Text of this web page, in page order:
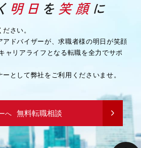
さい。
アドバイザーが、求職者様の明日が笑顔
ャリアライフとなる転職を全力でサポ
として弊社をご利用くださいませ。
へ 無料転職相談